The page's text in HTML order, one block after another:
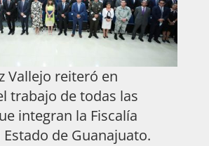
Vallejo reiteró en
trabajo de todas las
integran la Fiscalía
de Guanajuato.